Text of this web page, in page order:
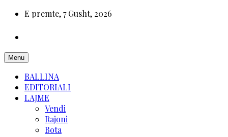
E premte, 7 Gusht, 2026
Menu
BALLINA
EDITORIALI
LAJME
Vendi
Rajoni
Bota